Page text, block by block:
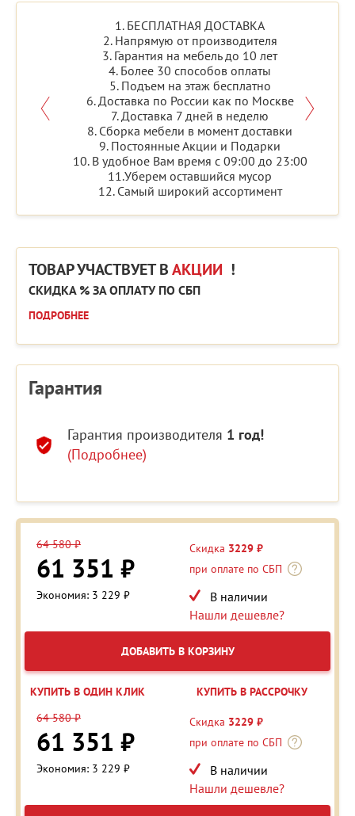
1. БЕСПЛАТНАЯ ДОСТАВКА
2. Напрямую от производителя
3. Гарантия на мебель до 10 лет
4. Более 30 способов оплаты
5. Подъем на этаж бесплатно
6. Доставка по России как по Москве
7. Доставка 7 дней в неделю
8. Сборка мебели в момент доставки
9. Постоянные Акции и Подарки
10. В удобное Вам время с 09:00 до 23:00
11.Уберем оставшийся мусор
12. Самый широкий ассортимент
ТОВАР УЧАСТВУЕТ ВАКЦИИ !
СКИДКА % ЗА ОПЛАТУ ПО СБП
ПОДРОБНЕЕ
Гарантия
Гарантия производителя 1 год!
(Подробнее)
64 580 ₽
61 351 ₽
Экономия: 3 229 ₽
Скидка 3229 ₽
при оплате по СБП
В наличии
Нашли дешевле?
ДОБАВИТЬ В КОРЗИНУ
КУПИТЬ В ОДИН КЛИК
КУПИТЬ В РАССРОЧКУ
64 580 ₽
61 351 ₽
Экономия: 3 229 ₽
Скидка 3229 ₽
при оплате по СБП
В наличии
Нашли дешевле?